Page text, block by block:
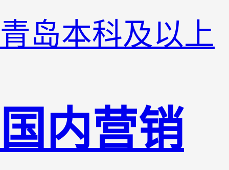
青岛本科及以上
国内营销